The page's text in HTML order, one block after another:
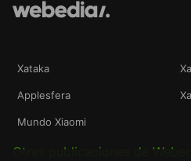
Xataka
Applesfera
Mundo Xiaomi
Otras publicaciones de